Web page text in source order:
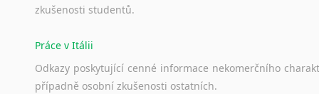
zkušenosti studentů.
Práce v Itálii
Odkazy poskytující cenné informace nekomerčního
případně osobní zkušenosti ostatních.